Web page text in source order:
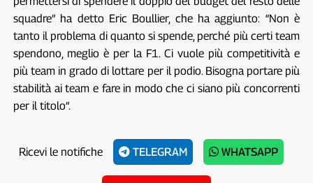
squadre” ha detto Eric Boullier, che ha aggiunto: “Non è
tanto il problema di quanto si spende, perché più certi team
spendono, meglio è per la F1. Ci vuole più competitività e
più team in grado di lottare per il podio. Bisogna portare più
stabilità ai team e fare in modo che ci siano più concorrenti
per il titolo”.
Ricevi le notifiche TELEGRAM WHATSAPP